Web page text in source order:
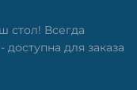
стол! Всегда
для заказа